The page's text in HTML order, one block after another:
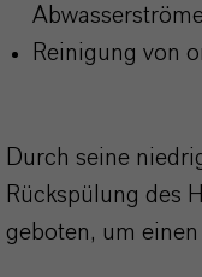
Reinigung von
Durch seine
Rückspülung des
geboten, um